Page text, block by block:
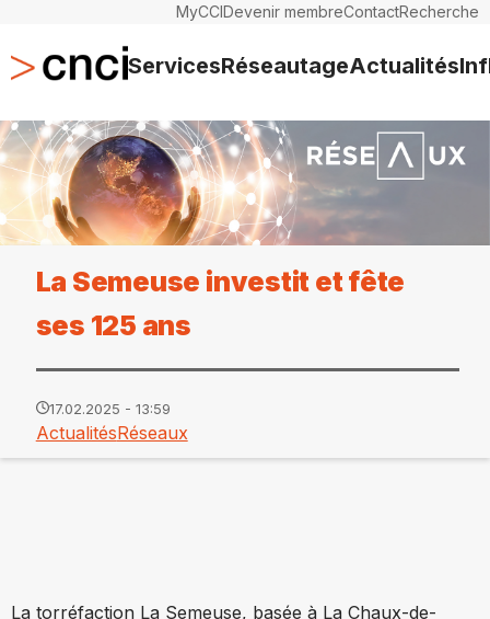
MyCCIDevenir membreContactRecherche
ServicesRéseautageActualités
La Semeuse investit et fête
ses 125 ans
17.02.2025 - 13:59
ActualitésRéseaux
La torréfaction La Semeuse, basée à La Chaux-de-